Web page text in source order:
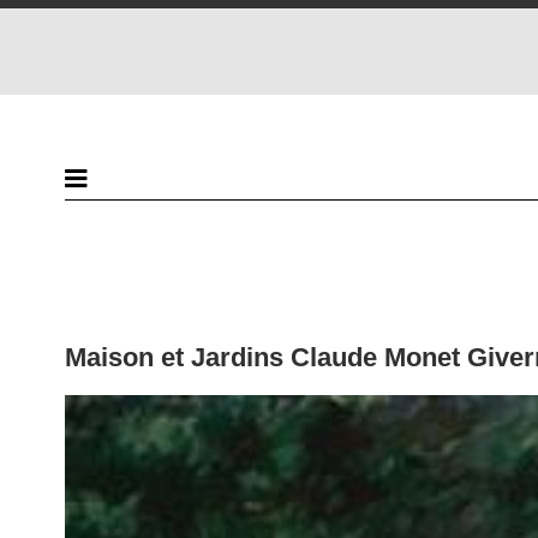
Maison et Jardins Claude Monet